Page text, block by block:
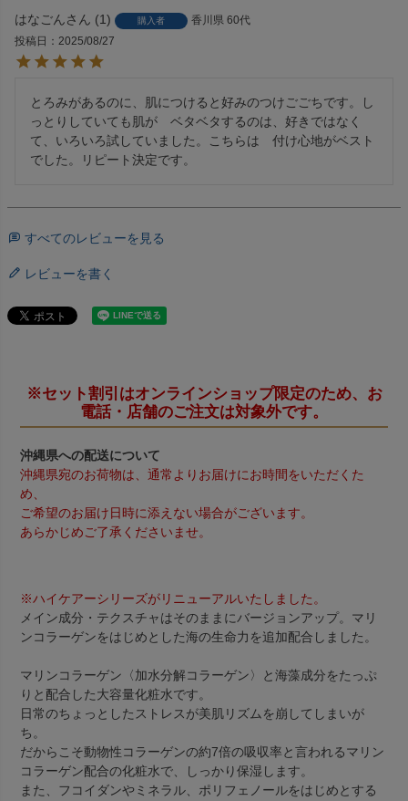
はなごん 1 購入者 香川県 60代
投稿日
2025/08/27
とろみがあるのに、肌につけると好みのつけごごちです。し
っとりしていても肌が　ベタベタするのは、好きではなく
て、いろいろ試していました。こちらは　付け心地がベスト
でした。リピート決定です。
すべてのレビューを見る
レビューを書く
※セット割引はオンラインショップ限定のため、お
電話・店舗のご注文は対象外です。
沖縄県への配送について
沖縄県宛のお荷物は、通常よりお届けにお時間をいただくた
め、
ご希望のお届け日時に添えない場合がございます。
あらかじめご了承くださいませ。
※ハイケアーシリーズがリニューアルいたしました。
メイン成分・テクスチャはそのままにバージョンアップ。マリ
ンコラーゲンをはじめとした海の生命力を追加配合しました。
マリンコラーゲン〈加水分解コラーゲン〉と海藻成分をたっぷ
りと配合した大容量化粧水です。
日常のちょっとしたストレスが美肌リズムを崩してしまいが
ち。
だからこそ動物性コラーゲンの約7倍の吸収率と言われるマリン
コラーゲン配合の化粧水で、しっかり保湿します。
また、フコイダンやミネラル、ポリフェノールをはじめとする